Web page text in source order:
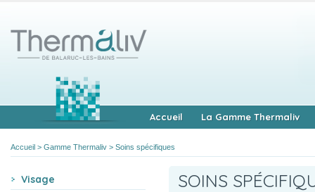
Accueil La Gamme Thermaliv
Visage
Accueil > Gamme Thermaliv > Soins spécifiques
SOINS